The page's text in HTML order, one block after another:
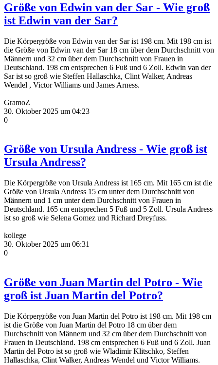
Größe von Edwin van der Sar - Wie groß
ist Edwin van der Sar?
Die Körpergröße von Edwin van der Sar ist 198 cm. Mit 198 cm ist
die Größe von Edwin van der Sar 18 cm über dem Durchschnitt von
Männern und 32 cm über dem Durchschnitt von Frauen in
Deutschland. 198 cm entsprechen 6 Fuß und 6 Zoll. Edwin van der
Sar ist so groß wie Steffen Hallaschka, Clint Walker, Andreas
Wendel , Victor Williams und James Arness.
GramoZ
30. Oktober 2025 um 04:23
0
Größe von Ursula Andress - Wie groß ist
Ursula Andress?
Die Körpergröße von Ursula Andress ist 165 cm. Mit 165 cm ist die
Größe von Ursula Andress 15 cm unter dem Durchschnitt von
Männern und 1 cm unter dem Durchschnitt von Frauen in
Deutschland. 165 cm entsprechen 5 Fuß und 5 Zoll. Ursula Andress
ist so groß wie Selena Gomez und Richard Dreyfuss.
kollege
30. Oktober 2025 um 06:31
0
Größe von Juan Martin del Potro - Wie
groß ist Juan Martin del Potro?
Die Körpergröße von Juan Martin del Potro ist 198 cm. Mit 198 cm
ist die Größe von Juan Martin del Potro 18 cm über dem
Durchschnitt von Männern und 32 cm über dem Durchschnitt von
Frauen in Deutschland. 198 cm entsprechen 6 Fuß und 6 Zoll. Juan
Martin del Potro ist so groß wie Wladimir Klitschko, Steffen
Hallaschka, Clint Walker, Andreas Wendel und Victor Williams.